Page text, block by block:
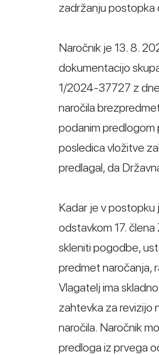
zadržanju postopka
Naročnik je 13. 8.
dokumentacijo
1/2024-37727 z
naročila
podanim predlogom
posledica vložitve
predlagal, da
Kadar je v postopku
odstavkom 17.
skleniti pogodbe,
predmet naročanja,
Vlagatelj ima
zahtevka za revizijo
naročila. Naročnik
predloga iz prvega